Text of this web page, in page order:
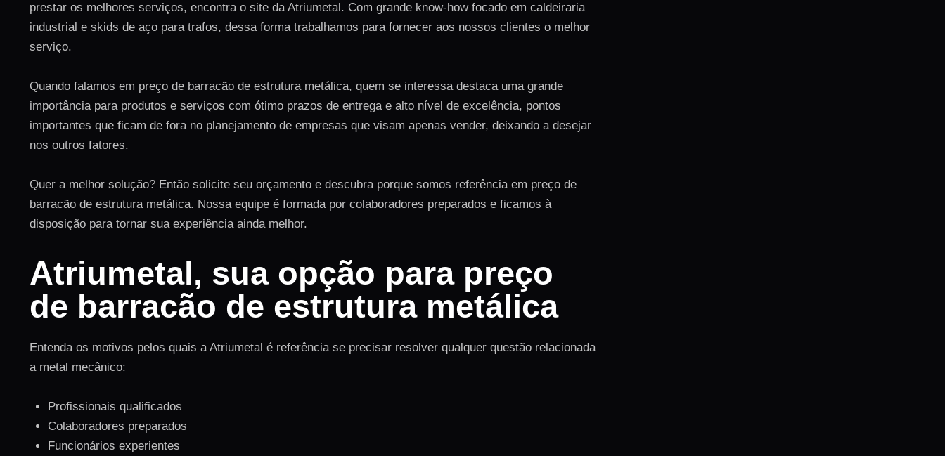
prestar os melhores serviços, encontra o site da Atriumetal. Com grande know-how focado em caldeiraria
industrial e skids de aço para trafos, dessa forma trabalhamos para fornecer aos nossos clientes o melhor
serviço.
Quando falamos em preço de barracão de estrutura metálica, quem se interessa destaca uma grande
importância para produtos e serviços com ótimo prazos de entrega e alto nível de excelência, pontos
importantes que ficam de fora no planejamento de empresas que visam apenas vender, deixando a desejar
nos outros fatores.
Quer a melhor solução? Então solicite seu orçamento e descubra porque somos referência em preço de
barracão de estrutura metálica. Nossa equipe é formada por colaboradores preparados e ficamos à
disposição para tornar sua experiência ainda melhor.
Atriumetal, sua opção para preço
de barracão de estrutura metálica
Entenda os motivos pelos quais a Atriumetal é referência se precisar resolver qualquer questão relacionada
a metal mecânico:
Profissionais qualificados
Colaboradores preparados
Funcionários experientes